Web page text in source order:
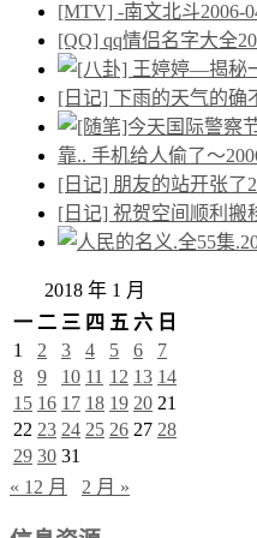
[MTV] -南文北斗2006-
[QQ] qq情侣名字大全
[日记] 下雨的天气的确
靠.. 手机给人偷了～
[日记] 朋友的站开张了
[日记] 祝贺空间顺利搬
2018 年 1 月
一 二 三 四 五 六 日
1
2 3 4 5 6
7
8
9 10 11 12 13 14
15 16 17 18 19 20 21
22 23 24 25 26 27 28
29 30 31
« 12 月
2 月 »